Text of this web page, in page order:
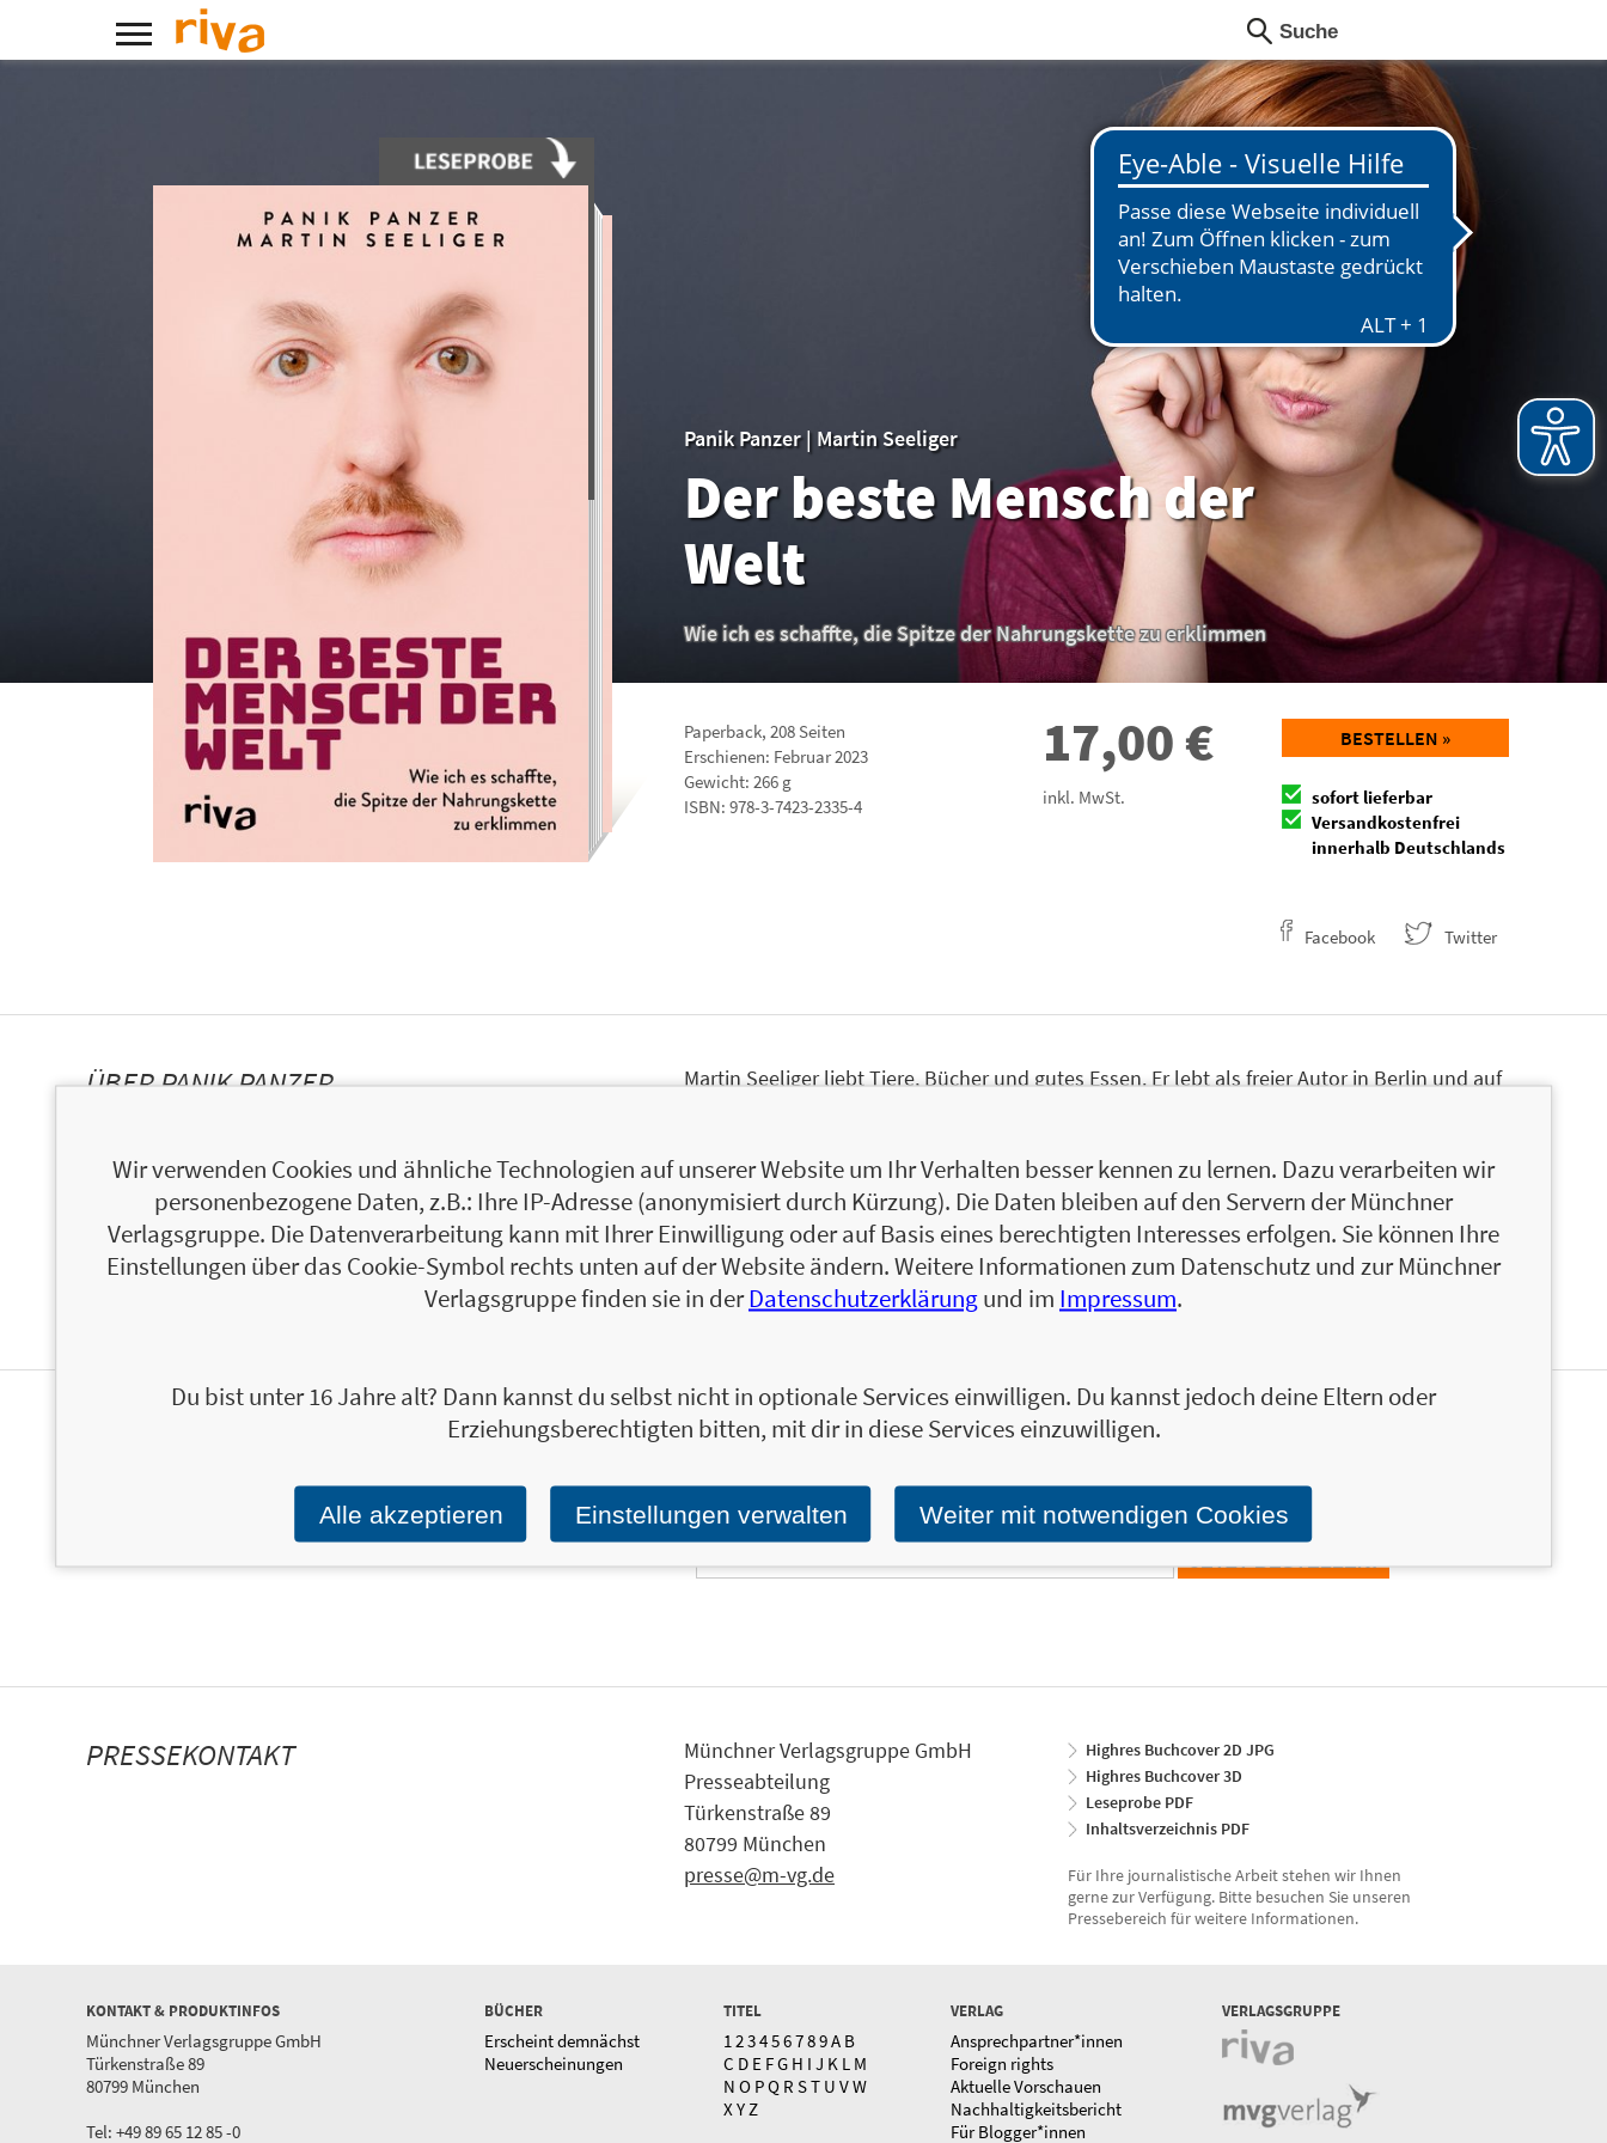
Panik Panzer| Martin Seeliger
Der beste Mensch der
Welt
Wie ich es schaffte, die Spitze der Nahrungskette zu erklimmen
Paperback, 208 Seiten
Erschienen: Februar 2023
Gewicht: 266 g
ISBN: 978-3-7423-2335-4
17,00€
inkl. MwSt.
BESTELLEN »
sofort lieferbar
Versandkostenfrei
innerhalb Deutschlands
Facebook Twitter
ÜBER PANIK PANZER
Martin Seeliger liebt Tiere, Bücher und gutes Essen. Er lebt als freier Autor in Berlin und auf
Zum Profil von Panik Panzer
ÜBER MARTIN SEELIGER
Martin Seeliger liebt Tiere, Bücher und gutes Essen. Er lebt als freier Autor in Berlin und auf
der Nordseeinsel Juist. Seit 2005 ist er Panik Panzer-Fan (damals noch Panik130).
Zum Profil von Martin Seeliger
PRODUKTINFORMATIONEN
Ja, ich will über interessante Neuerscheinungen und ähnliche Produkte informiert werden.
Tragen Sie sich jetzt ein!
E-Mail-Adresse:
PRESSEKONTAKT
Münchner Verlagsgruppe GmbH
Presseabteilung
Türkenstraße 89
80799 München
presse@m-vg.de
Highres Buchcover 2D JPG
Highres Buchcover 3D
Leseprobe PDF
Inhaltsverzeichnis PDF
Für Ihre journalistische Arbeit stehen wir Ihnen
gerne zur Verfügung. Bitte besuchen Sie unseren
Pressebereich für weitere Informationen.
KONTAKT & PRODUKTINFOS
Münchner Verlagsgruppe GmbH
Türkenstraße 89
80799 München
Tel: +49 89 65 12 85 -0
BÜCHER
Erscheint demnächst
Neuerscheinungen
TITEL
1 23456789A B
C D E FG H I J K L M
N O PQ R ST U VW
X Y Z
VERLAG
Ansprechpartner*innen
Foreign rights
Aktuelle Vorschauen
Nachhaltigkeitsbericht
Für Blogger*innen
VERLAGSGRUPPE
Wir verwenden Cookies und ähnliche Technologien auf unserer Website um Ihr Verhalten besser kennen zu lernen. Dazu verarbeiten wir
personenbezogene Daten, z.B.: Ihre IP-Adresse (anonymisiert durch Kürzung). Die Daten bleiben auf den Servern der Münchner
Verlagsgruppe. Die Datenverarbeitung kann mit Ihrer Einwilligung oder auf Basis eines berechtigten Interesses erfolgen. Sie können Ihre
Einstellungen über das Cookie-Symbol rechts unten auf der Website ändern. Weitere Informationen zum Datenschutz und zur Münchner
Verlagsgruppe finden sie in derDatenschutzerklärungund im Impressum.
Du bist unter 16 Jahre alt? Dann kannst du selbst nicht in optionale Services einwilligen. Du kannst jedoch deine Eltern oder
Erziehungsberechtigten bitten, mit dir in diese Services einzuwilligen.
Alle akzeptieren Einstellungen verwalten Weiter mit notwendigen Cookies